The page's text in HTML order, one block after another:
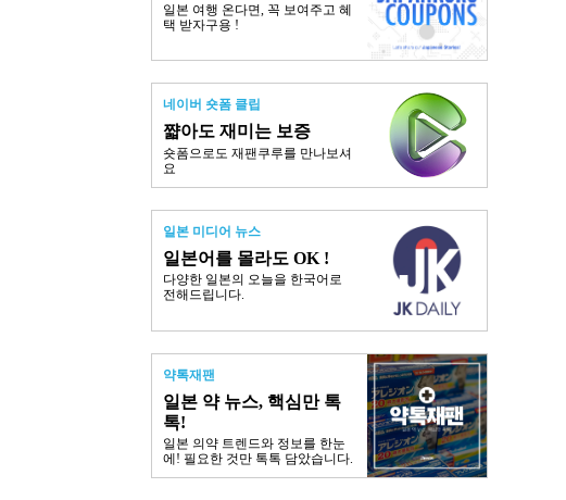
일본 여행 온다면, 꼭 보여주고 혜
택 받자구용 !
네이버 숏폼 클립
쨟아도 재미는 보증
숏폼으로도 재팬쿠루를 만나보셔
요
일본 미디어 뉴스
일본어를 몰라도 OK !
다양한 일본의 오늘을 한국어로
전해드립니다.
약톡재팬
일본 약 뉴스, 핵심만 톡
톡!
일본 의약 트렌드와 정보를 한눈
에! 필요한 것만 톡톡 담았습니다.